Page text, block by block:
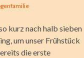
kurz nach halb sieben
um unser Frühstück
die erste